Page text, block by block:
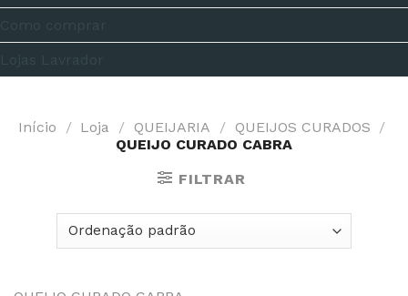
Início / Loja / QUEIJARIA / QUEIJOS CURADOS /
QUEIJO CURADO CABRA
FILTRAR